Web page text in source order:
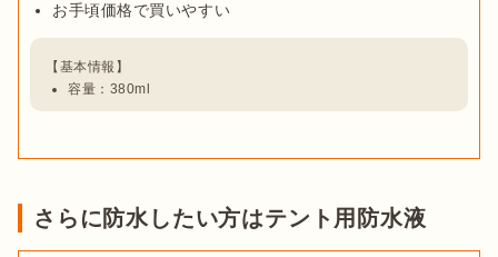
お手頃価格で買いやすい
容量：380ml
さらに防水したい方はテント用防水液